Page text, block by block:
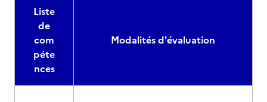
Liste
de
com
péte
nces
Modalités d'évaluation